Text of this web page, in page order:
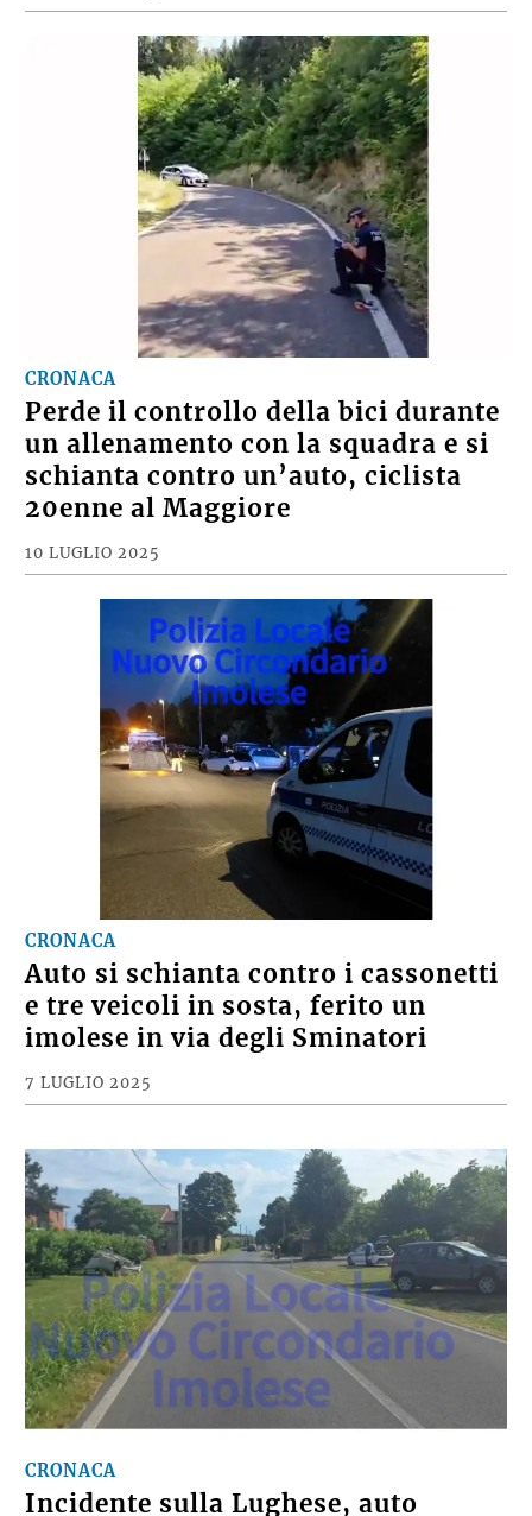
CRONACA
Perde il controllo della bici durante
un allenamento con la squadra e si
schianta contro un’auto, ciclista
20enne al Maggiore
10 LUGLIO 2025
CRONACA
Auto si schianta contro i cassonetti
e tre veicoli in sosta, ferito un
imolese in via degli Sminatori
7 LUGLIO 2025
CRONACA
Incidente sulla Lughese, auto